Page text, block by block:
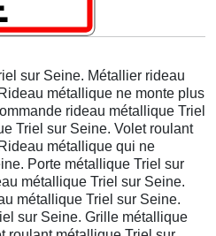
sur Seine. Métallier rideau
métallique ne monte plus
rideau métallique Triel
Triel sur Seine. Volet roulant
métallique qui ne
Porte métallique Triel sur
métallique Triel sur Seine.
métallique Triel sur Seine.
sur Seine. Grille métallique